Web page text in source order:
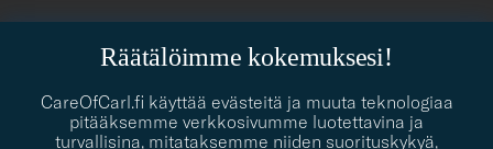
Räätälöimme kokemuksesi!
CareOfCarl.fi käyttää evästeitä ja muuta teknologiaa
pitääksemme verkkosivumme luotettavina ja
turvallisina, mitataksemme niiden suorituskykyä,
contact@careofcarl.com
PUKEUTUMISNEUVONTA
Kaipaatko apua oman tyylisi löytämiseen? Me autamme sinua
mielellämme!